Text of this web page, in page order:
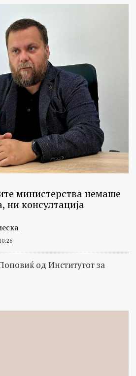
министерства немаше
ни консултација
од Институтот за